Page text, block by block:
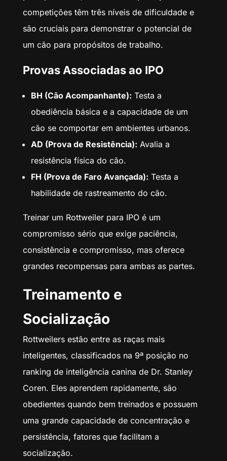
competições têm três níveis de dificuldade e
são cruciais para demonstrar o potencial de
um cão para propósitos de trabalho.
Provas Associadas ao IPO
BH (Cão Acompanhante): Testa a
obediência básica e a capacidade de um
cão se comportar em ambientes urbanos.
AD (Prova de Resistência): Avalia a
resistência física do cão.
FH (Prova de Faro Avançada): Testa a
habilidade de rastreamento do cão.
Treinar um Rottweiler para IPO é um
compromisso sério que exige paciência,
consistência e compromisso, mas oferece
grandes recompensas para ambas as partes.
Treinamento e
Socialização
Rottweilers estão entre as raças mais
inteligentes, classificados na 9ª posição no
ranking de inteligência canina de Dr. Stanley
Coren. Eles aprendem rapidamente, são
obedientes quando bem treinados e possuem
uma grande capacidade de concentração e
persistência, fatores que facilitam a
socialização.